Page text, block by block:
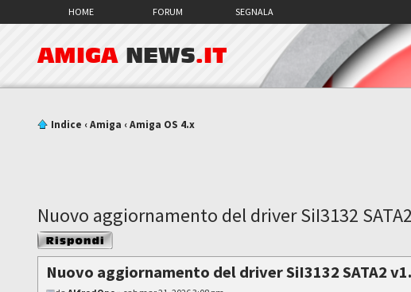
HOME FORUM SEGNALA
AMIGA NEWS.IT
Indice ‹Amiga ‹Amiga OS 4.x
Nuovo aggiornamento del driver SiI3132
Rispondi al
messaggio
Nuovo aggiornamento del driver SiI3132 SATA2